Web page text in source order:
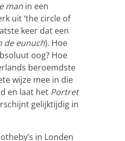
man in een
uit ‘the circle of
keer dat een
de eunuch). Hoe
oog? Hoe
beroemdste
wijze mee in die
en laat het Portret
gelijktijdig in
in Londen